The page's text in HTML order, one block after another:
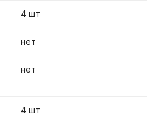
4 шт
нет
нет
4 шт